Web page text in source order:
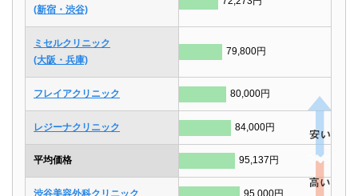
(新宿・渋谷)
ミセルクリニック
(大阪・兵庫)
79,800円
フレイアクリニック 80,000円
レジーナクリニック 84,000円
平均価格 95,137円